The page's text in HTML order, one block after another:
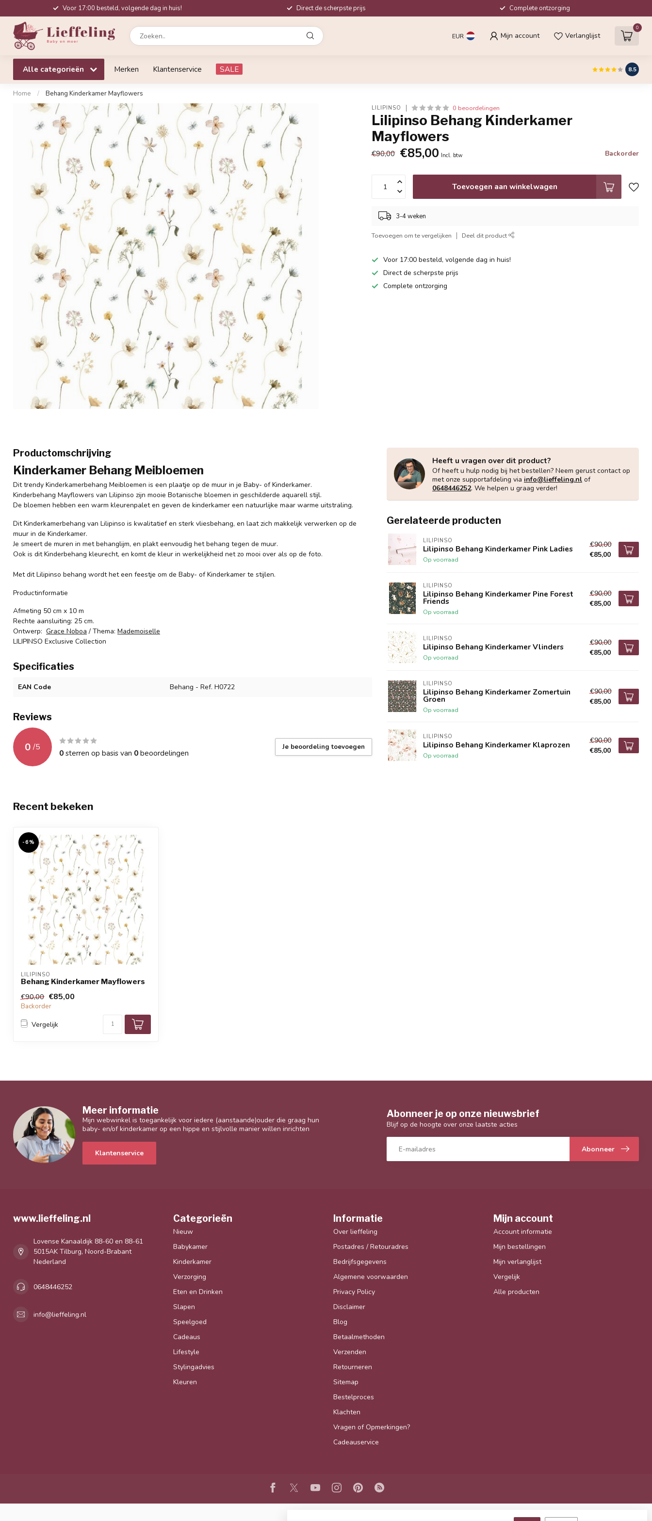
Voor 17:00 besteld, volgende dag in huis! Direct de scherpste prijs Complete ontzorging
EUR Mijn account Verlanglijst
0
Alle categorieën Merken Klantenservice SALE 8.5
Home / Behang Kinderkamer Mayflowers
LILIPINSO 0 beoordelingen
Lilipinso Behang Kinderkamer
Mayflowers
€90,00 €85,00 Incl. btw Backorder
Toevoegen aan winkelwagen
3-4 weken
Toevoegen om te vergelijken Deel dit product
Voor 17:00 besteld, volgende dag in huis!
Direct de scherpste prijs
Complete ontzorging
Productomschrijving
Kinderkamer Behang Meibloemen
Dit trendy Kinderkamerbehang Meibloemen is een plaatje op de muur in je Baby- of Kinderkamer.
Kinderbehang Mayflowers van Lilipinso zijn mooie Botanische bloemen in geschilderde aquarell stijl.
De bloemen hebben een warm kleurenpalet en geven de kinderkamer een natuurlijke maar warme uitstraling.
Dit Kinderkamerbehang van Lilipinso is kwalitatief en sterk vliesbehang, en laat zich makkelijk verwerken op de
muur in de Kinderkamer.
Je smeert de muren in met behanglijm, en plakt eenvoudig het behang tegen de muur.
Ook is dit Kinderbehang kleurecht, en komt de kleur in werkelijkheid net zo mooi over als op de foto.
Met dit Lilipinso behang wordt het een feestje om de Baby- of Kinderkamer te stijlen.
Productinformatie
Afmeting 50 cm x 10 m
Rechte aansluiting: 25 cm.
Ontwerp: Grace Noboa / Thema: Mademoiselle
LILIPINSO Exclusive Collection
Specificaties
EAN Code Behang - Ref. H0722
Reviews
0 /5
0sterren op basis van 0beoordelingen
Je beoordeling toevoegen
Heeft u vragen over dit product?
Of heeft u hulp nodig bij het bestellen? Neem gerust contact op
met onze supportafdeling via info@lieffeling.nl of
0648446252. We helpen u graag verder!
Gerelateerde producten
LILIPINSO
Lilipinso Behang Kinderkamer Pink Ladies
Op voorraad
€90,00
€85,00
LILIPINSO
Lilipinso Behang Kinderkamer Pine Forest
Friends
Op voorraad
€90,00
€85,00
LILIPINSO
Lilipinso Behang Kinderkamer Vlinders
Op voorraad
€90,00
€85,00
LILIPINSO
Lilipinso Behang Kinderkamer Zomertuin
Groen
Op voorraad
€90,00
€85,00
LILIPINSO
Lilipinso Behang Kinderkamer Klaprozen
Op voorraad
€90,00
€85,00
Recent bekeken
-6%
LILIPINSO
Behang Kinderkamer Mayflowers
€90,00 €85,00
Backorder
Vergelijk
Meer informatie
Mijn webwinkel is toegankelijk voor iedere (aanstaande)ouder die graag hun
baby- en/of kinderkamer op een hippe en stijlvolle manier willen inrichten
Klantenservice
Abonneer je op onze nieuwsbrief
Blijf op de hoogte over onze laatste acties
Abonneer
www.lieffeling.nl
Lovense Kanaaldijk 88-60 en 88-61
5015AK Tilburg, Noord-Brabant
Nederland
0648446252
info@lieffeling.nl
Categorieën
Nieuw
Babykamer
Kinderkamer
Verzorging
Eten en Drinken
Slapen
Speelgoed
Cadeaus
Lifestyle
Stylingadvies
Kleuren
Informatie
Over lieffeling
Postadres / Retouradres
Bedrijfsgegevens
Algemene voorwaarden
Privacy Policy
Disclaimer
Blog
Betaalmethoden
Verzenden
Retourneren
Sitemap
Bestelproces
Klachten
Vragen of Opmerkingen?
Cadeauservice
Mijn account
Account informatie
Mijn bestellingen
Mijn verlanglijst
Vergelijk
Alle producten